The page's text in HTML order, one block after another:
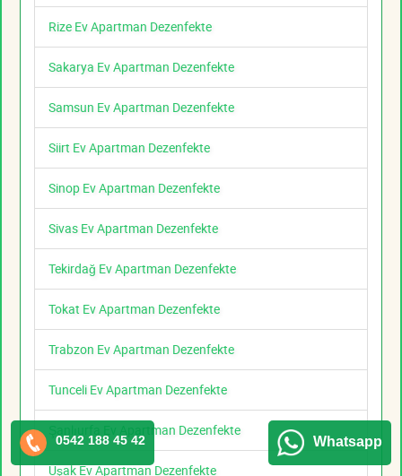
Rize Ev Apartman Dezenfekte
Sakarya Ev Apartman Dezenfekte
Samsun Ev Apartman Dezenfekte
Siirt Ev Apartman Dezenfekte
Sinop Ev Apartman Dezenfekte
Sivas Ev Apartman Dezenfekte
Tekirdağ Ev Apartman Dezenfekte
Tokat Ev Apartman Dezenfekte
Trabzon Ev Apartman Dezenfekte
Tunceli Ev Apartman Dezenfekte
Şanlıurfa Ev Apartman Dezenfekte
Uşak Ev Apartman Dezenfekte
0542 188 45 42 Whatsapp